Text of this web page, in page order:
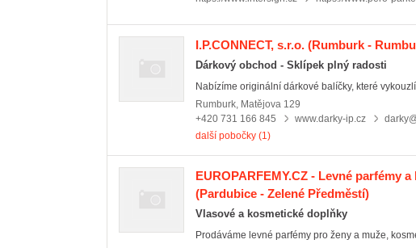
I.P.CONNECT, s.r.o. (Rumburk -
Dárkový obchod - Sklípek plný radosti
Nabízíme originální dárkové balíčky, které
Rumburk, Matějova 129
+420 731 166 845
www.darky-ip.cz
další pobočky (1)
EUROPARFEMY.CZ - Levné parfémy
(Pardubice - Zelené Předměstí)
Vlasové a kosmetické doplňky
Prodáváme levné parfémy pro ženy a muže,